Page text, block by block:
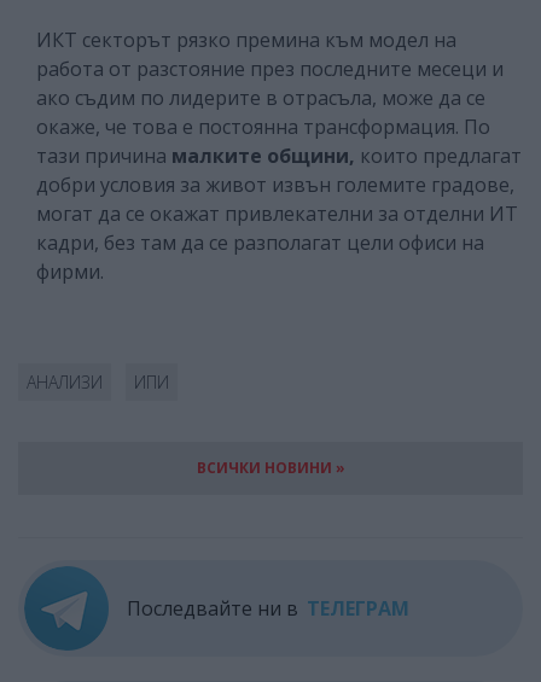
ИКТ секторът рязко премина към модел на
работа от разстояние през последните месеци и
ако съдим по лидерите в отрасъла, може да се
окаже, че това е постоянна трансформация. По
тази причина малките общини, които предлагат
добри условия за живот извън големите градове,
могат да се окажат привлекателни за отделни ИТ
кадри, без там да се разполагат цели офиси на
фирми.
АНАЛИЗИ ИПИ
ВСИЧКИ НОВИНИ »
Последвайте ни в ТЕЛЕГРАМ